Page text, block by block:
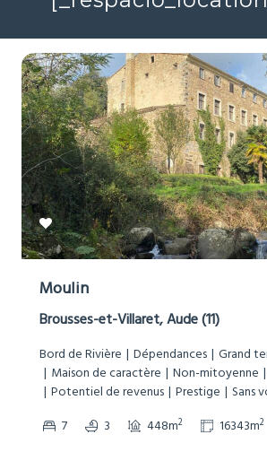
Moulin
Brousses-et-Villaret, Aude (11)
Bord de Rivière Dépendances Grand
Maison de caractère
Non-mitoyenne
Potentiel de revenus Prestige
Sans
7
3 448m2 16343m2